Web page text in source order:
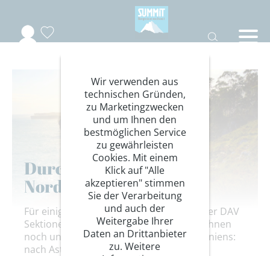
Durch Spaniens Wilden
Norden
Für einige Fachübungsleiter verschiedener DAV
Sektionen ging es im September in eine ihnen
noch unbekannte Region im Norden Spaniens:
nach Asturien
Wir verwenden aus
technischen Gründen,
zu Marketingzwecken
und um Ihnen den
bestmöglichen Service
zu gewährleisten
Cookies. Mit einem
Klick auf "Alle
akzeptieren" stimmen
Sie der Verarbeitung
und auch der
Weitergabe Ihrer
Daten an Drittanbieter
zu. Weitere